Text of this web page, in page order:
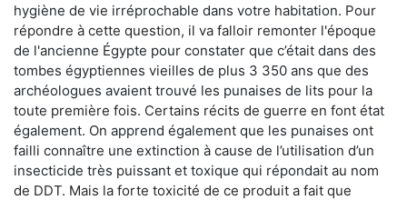
hygiène de vie irréprochable dans votre habitation. Pour
répondre à cette question, il va falloir remonter l'époque
de l'ancienne Égypte pour constater que c’était dans des
tombes égyptiennes vieilles de plus 3 350 ans que des
archéologues avaient trouvé les punaises de lits pour la
toute première fois. Certains récits de guerre en font état
également. On apprend également que les punaises ont
failli connaître une extinction à cause de l’utilisation d’un
insecticide très puissant et toxique qui répondait au nom
de DDT. Mais la forte toxicité de ce produit a fait que